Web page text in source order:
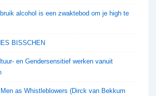
alcohol is een zwaktebod om je high te
BISSCHEN
en Gendersensitief werken vanuit
as Whistleblowers (Dirck van Bekkum